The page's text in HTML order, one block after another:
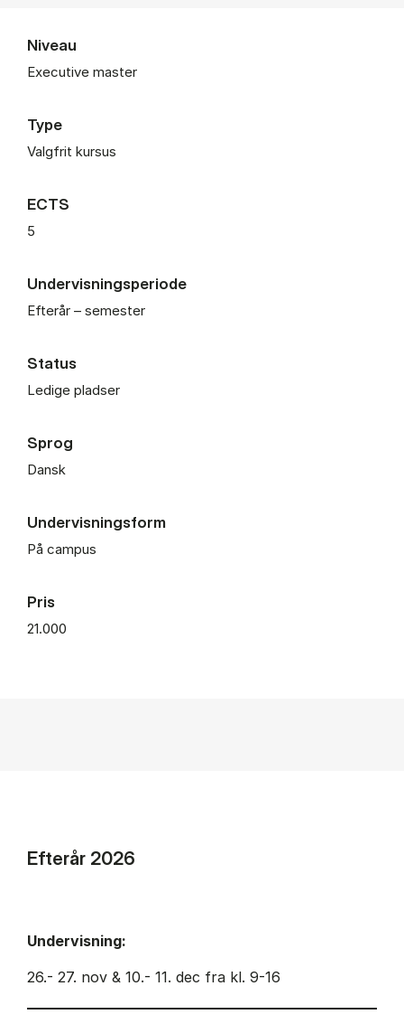
Niveau
Executive master
Type
Valgfrit kursus
ECTS
5
Undervisningsperiode
Efterår – semester
Status
Ledige pladser
Sprog
Dansk
Undervisningsform
På campus
Pris
21.000
Efterår 2026
Undervisning:
26.- 27. nov & 10.- 11. dec fra kl. 9-16